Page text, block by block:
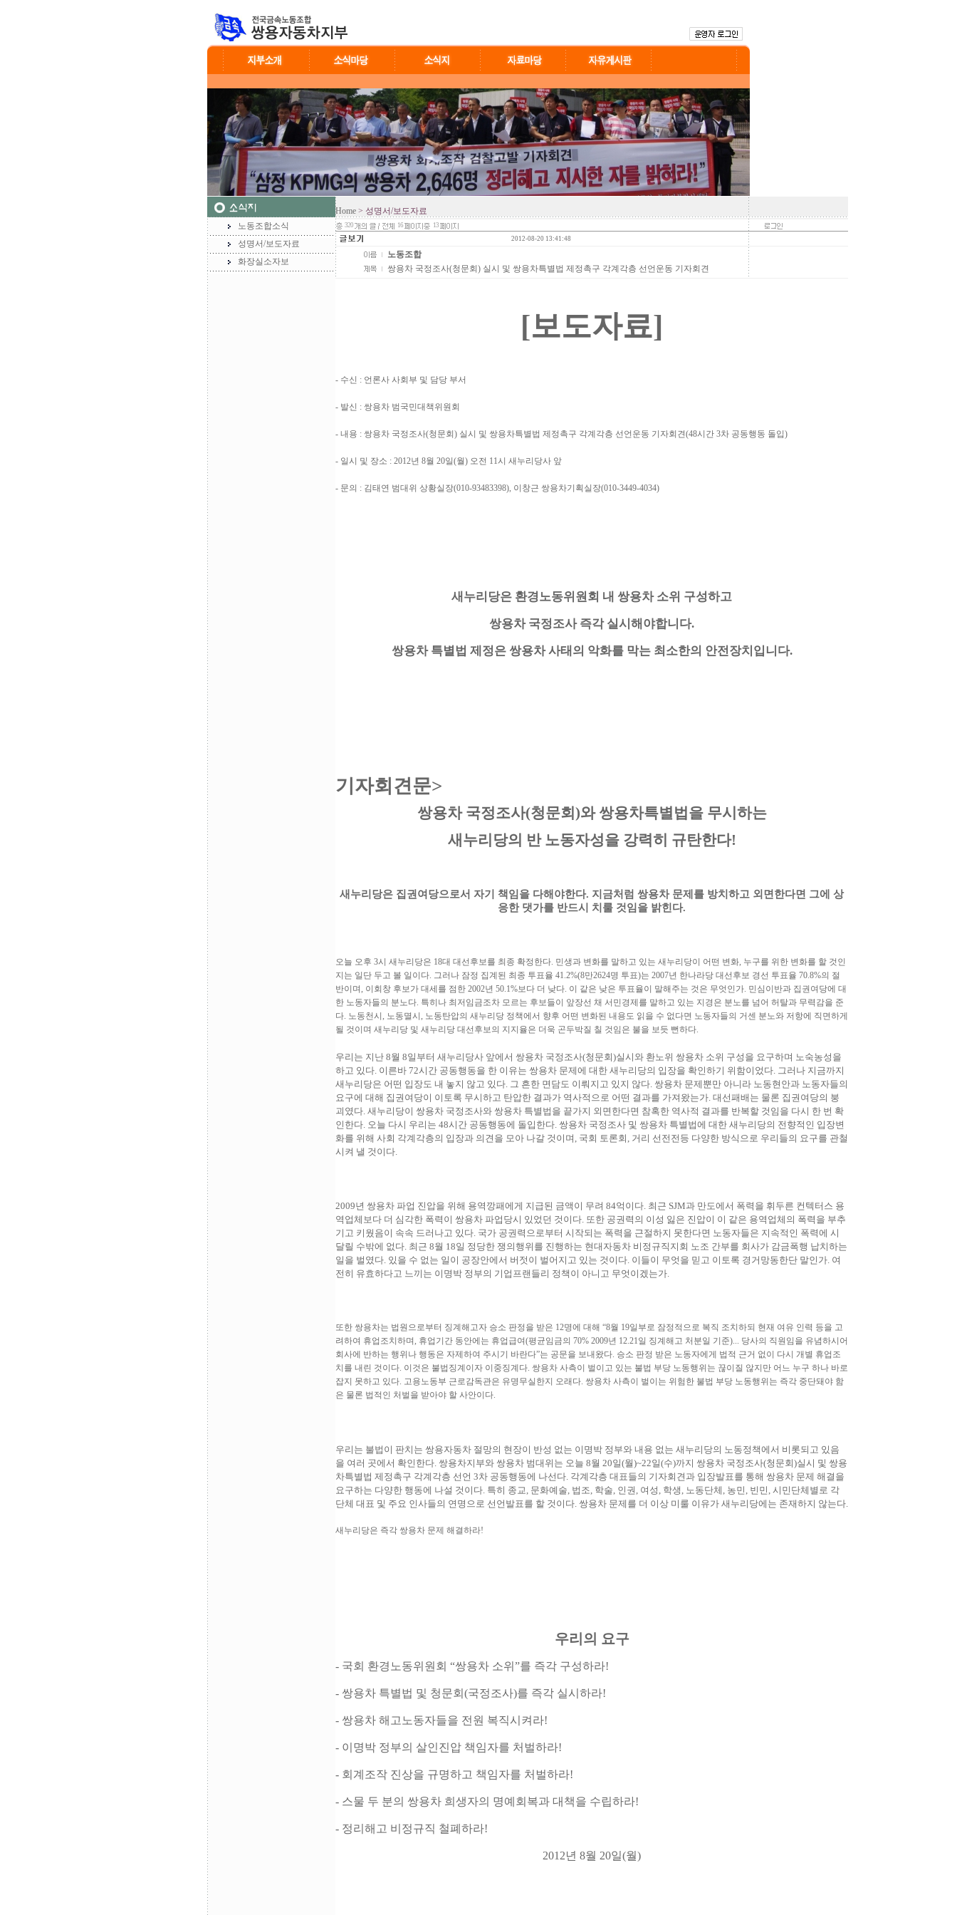
노동조합소식
성명서/보도자료
화장실소자보
Home > 성명서/보도자료
320 16
13
2012-08-20 13:41:48
노동조합
쌍용차 국정조사(청문회) 실시 및 쌍용차특별법 제정촉구 각계각층 선언운동 기자회견
[보도자료]
- 수신 : 언론사 사회부 및 담당 부서
- 발신 : 쌍용차 범국민대책위원회
- 내용 : 쌍용차 국정조사(청문회) 실시 및 쌍용차특별법 제정촉구 각계각층 선언운동 기자회견(48시간 3차 공동행동 돌입)
- 일시 및 장소 : 2012년 8월 20일(월) 오전 11시 새누리당사 앞
- 문의 : 김태연 범대위 상황실장(010-93483398), 이창근 쌍용차기획실장(010-3449-4034)
새누리당은 환경노동위원회 내 쌍용차 소위 구성하고
쌍용차 국정조사 즉각 실시해야합니다.
쌍용차 특별법 제정은 쌍용차 사태의 악화를 막는 최소한의 안전장치입니다.
기자회견문>
쌍용차 국정조사(청문회)와 쌍용차특별법을 무시하는
새누리당의 반 노동자성을 강력히 규탄한다!
새누리당은 집권여당으로서 자기 책임을 다해야한다. 지금처럼 쌍용차 문제를 방치하고 외면한다면 그에 상
응한 댓가를 반드시 치룰 것임을 밝힌다.
오늘 오후 3시 새누리당은 18대 대선후보를 최종 확정한다. 민생과 변화를 말하고 있는 새누리당이 어떤 변화, 누구를 위한 변화를 할 것인
지는 일단 두고 볼 일이다. 그러나 잠정 집계된 최종 투표율 41.2%(8만2624명 투표)는 2007년 한나라당 대선후보 경선 투표율 70.8%의 절
반이며, 이회창 후보가 대세를 점한 2002년 50.1%보다 더 낮다. 이 같은 낮은 투표율이 말해주는 것은 무엇인가. 민심이반과 집권여당에 대
한 노동자들의 분노다. 특히나 최저임금조차 모르는 후보들이 앞장선 채 서민경제를 말하고 있는 지경은 분노를 넘어 허탈과 무력감을 준
다. 노동천시, 노동멸시, 노동탄압의 새누리당 정책에서 향후 어떤 변화된 내용도 읽을 수 없다면 노동자들의 거센 분노와 저항에 직면하게
될 것이며 새누리당 및 새누리당 대선후보의 지지율은 더욱 곤두박질 칠 것임은 불을 보듯 뻔하다.
우리는 지난 8월 8일부터 새누리당사 앞에서 쌍용차 국정조사(청문회)실시와 환노위 쌍용차 소위 구성을 요구하며 노숙농성을
하고 있다. 이른바 72시간 공동행동을 한 이유는 쌍용차 문제에 대한 새누리당의 입장을 확인하기 위함이었다. 그러나 지금까지
새누리당은 어떤 입장도 내 놓지 않고 있다. 그 흔한 면담도 이뤄지고 있지 않다. 쌍용차 문제뿐만 아니라 노동현안과 노동자들의
요구에 대해 집권여당이 이토록 무시하고 탄압한 결과가 역사적으로 어떤 결과를 가져왔는가. 대선패배는 물론 집권여당의 붕
괴였다. 새누리당이 쌍용차 국정조사와 쌍용차 특별법을 끝가지 외면한다면 참혹한 역사적 결과를 반복할 것임을 다시 한 번 확
인한다. 오늘 다시 우리는 48시간 공동행동에 돌입한다. 쌍용차 국정조사 및 쌍용차 특별법에 대한 새누리당의 전향적인 입장변
화를 위해 사회 각계각층의 입장과 의견을 모아 나갈 것이며, 국회 토론회, 거리 선전전등 다양한 방식으로 우리들의 요구를 관철
시켜 낼 것이다.
2009년 쌍용차 파업 진압을 위해 용역깡패에게 지급된 금액이 무려 84억이다. 최근 SJM과 만도에서 폭력을 휘두른 컨텍터스 용
역업체보다 더 심각한 폭력이 쌍용차 파업당시 있었던 것이다. 또한 공권력의 이성 잃은 진압이 이 같은 용역업체의 폭력을 부추
기고 키웠음이 속속 드러나고 있다. 국가 공권력으로부터 시작되는 폭력을 근절하지 못한다면 노동자들은 지속적인 폭력에 시
달릴 수밖에 없다. 최근 8월 18일 정당한 쟁의행위를 진행하는 현대자동차 비정규직지회 노조 간부를 회사가 감금폭행 납치하는
일을 벌였다. 있을 수 없는 일이 공장안에서 버젓이 벌어지고 있는 것이다. 이들이 무엇을 믿고 이토록 경거망동한단 말인가. 여
전히 유효하다고 느끼는 이명박 정부의 기업프랜들리 정책이 아니고 무엇이겠는가.
또한 쌍용차는 법원으로부터 징계해고자 승소 판정을 받은 12명에 대해 “8월 19일부로 잠정적으로 복직 조치하되 현재 여유 인력 등을 고
려하여 휴업조치하며, 휴업기간 동안에는 휴업급여(평균임금의 70% 2009년 12.21일 징계해고 처분일 기준)... 당사의 직원임을 유념하시어
회사에 반하는 행위나 행동은 자제하여 주시기 바란다”는 공문을 보내왔다. 승소 판정 받은 노동자에게 법적 근거 없이 다시 개별 휴업조
치를 내린 것이다. 이것은 불법징계이자 이중징계다. 쌍용차 사측이 벌이고 있는 불법 부당 노동행위는 끊이질 않지만 어느 누구 하나 바로
잡지 못하고 있다. 고용노동부 근로감독관은 유명무실한지 오래다. 쌍용차 사측이 벌이는 위험한 불법 부당 노동행위는 즉각 중단돼야 함
은 물론 법적인 처벌을 받아야 할 사안이다.
우리는 불법이 판치는 쌍용자동차 절망의 현장이 반성 없는 이명박 정부와 내용 없는 새누리당의 노동정책에서 비롯되고 있음
을 여러 곳에서 확인한다. 쌍용차지부와 쌍용차 범대위는 오늘 8월 20일(월)~22일(수)까지 쌍용차 국정조사(청문회)실시 및 쌍용
차특별법 제정촉구 각계각층 선언 3차 공동행동에 나선다. 각계각층 대표들의 기자회견과 입장발표를 통해 쌍용차 문제 해결을
요구하는 다양한 행동에 나설 것이다. 특히 종교, 문화예술, 법조, 학술, 인권, 여성, 학생, 노동단체, 농민, 빈민, 시민단체별로 각
단체 대표 및 주요 인사들의 연명으로 선언발표를 할 것이다. 쌍용차 문제를 더 이상 미룰 이유가 새누리당에는 존재하지 않는다.
새누리당은 즉각 쌍용차 문제 해결하라!
우리의 요구
- 국회 환경노동위원회 “쌍용차 소위”를 즉각 구성하라!
- 쌍용차 특별법 및 청문회(국정조사)를 즉각 실시하라!
- 쌍용차 해고노동자들을 전원 복직시켜라!
- 이명박 정부의 살인진압 책임자를 처벌하라!
- 회계조작 진상을 규명하고 책임자를 처벌하라!
- 스물 두 분의 쌍용차 희생자의 명예회복과 대책을 수립하라!
- 정리해고 비정규직 철폐하라!
2012년 8월 20일(월)